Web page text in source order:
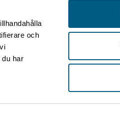
och
har
i hållbarhet och jobbar
området.